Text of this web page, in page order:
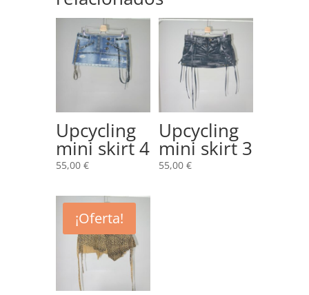
Upcycling
mini skirt 4
55,00 €
Upcycling
mini skirt 3
55,00 €
¡Oferta!